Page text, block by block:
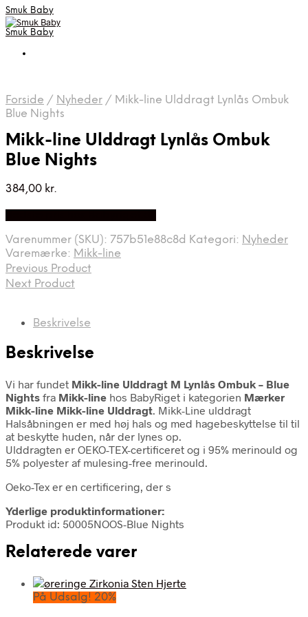
Smuk Baby
Smuk Baby
Forside / Nyheder / Mikk-line Ulddragt Lynlås Ombuk
Blue Nights
Mikk-line Ulddragt Lynlås Ombuk
Blue Nights
384,00 kr.
Varenummer (SKU): 757b51e88c8d Kategori: Nyheder
Varemærke: Mikk-line
Previous Product
Next Product
Beskrivelse
Beskrivelse
Vi har fundet Mikk-line Ulddragt M Lynlås Ombuk – Blue
Nights fra Mikk-line hos BabyRiget i kategorien Mærker
Mikk-line Mikk-line Ulddragt. Mikk-Line ulddragt
Halsåbningen er med høj hals og med hagebeskyttelse til til
at beskytte huden, når der lynes op.
Ulddragten er OEKO-TEX-certificeret og i 95% merinould og
5% polyester af mulesing-free merinould.
Oeko-Tex er en certificering, der s
Yderlige produktinformationer:
Produkt id: 50005NOOS-Blue Nights
Relaterede varer
På Udsalg! 20%